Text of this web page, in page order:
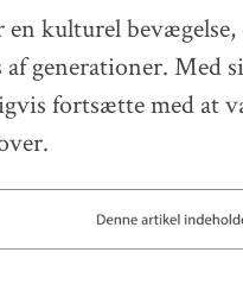
kulturel bevægelse,
generationer. Med
fortsætte med at